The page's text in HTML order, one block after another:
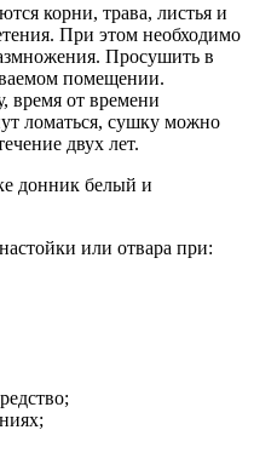
корни, трава, листья и
При этом необходимо
Просушить в
помещении.
время от времени
ломаться, сушку можно
двух лет.
донник белый и
или отвара при: